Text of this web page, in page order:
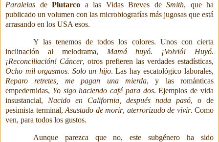
Paralelas de Plutarco a las Vidas Breves de Smith, que ha
publicado un volumen con las microbiografías más jugosas que está
arrasando en los USA esos.
Y las tenemos de todos los colores. Unos con cierta
inclinación al melodrama, Mamá huyó.
¡Volvió! Huyó.
¡Reconciliación! Cáncer, otros prefieren las verdades estadísticas,
Ocho mil orgasmos. Solo un hijo. Las hay escatológico laborales,
Reparo retretes, me pagan una mierda, y las románticas
empedernidas, Yo sigo haciendo café para dos. Ejemplos de vida
insustancial, Nacido en California, después nada pasó, o de
pesimista terminal, Asustado de morir, aterrorizado de vivir. Como
ven, para todos los gustos.
Aunque parezca que no, este subgénero ha sido